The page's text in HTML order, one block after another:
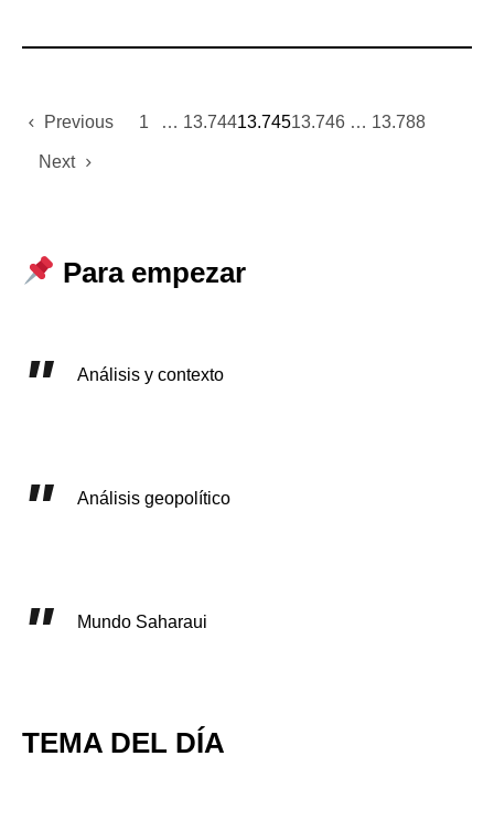
Previous 1 … 13.74413.74513.746 … 13.788
Next
Para empezar
Análisis y contexto
Análisis geopolítico
Mundo Saharaui
TEMA DEL DÍA